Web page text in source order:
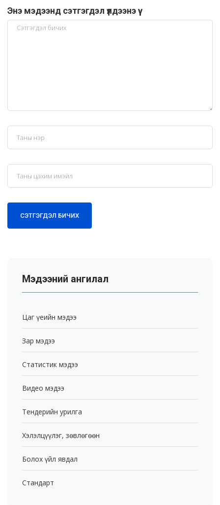
Энэ мэдээнд сэтгэгдэл үлдээнэ үү
СЭТГЭГДЭЛ БИЧИХ
Мэдээний ангилал
Цаг үеийн мэдээ
Зар мэдээ
Статистик мэдээ
Видео мэдээ
Тендерийн урилга
Хэлэлцүүлэг, зөвлөгөөн
Болох үйл явдал
Стандарт